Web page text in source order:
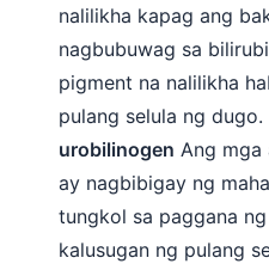
nalilikha kapag ang
nagbubuwag sa
pigment na nalilikha
pulang selula ng dugo.
urobilinogen Ang mga
ay nagbibigay ng
tungkol sa paggana
kalusugan ng pulang